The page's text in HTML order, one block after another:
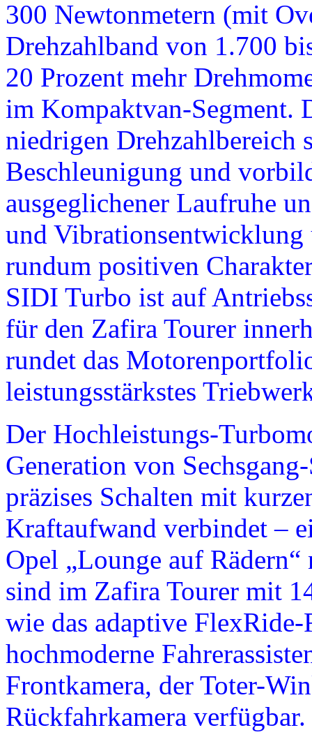
300 Newtonmetern (mit
Drehzahlband von 1.700
20 Prozent mehr
im Kompaktvan-Segment.
niedrigen Drehzahlbereich
Beschleunigung und
ausgeglichener Laufruhe
und Vibrationsentwicklung
rundum positiven
SIDI Turbo ist auf
für den Zafira Tourer
rundet das
leistungsstärkstes
Der Hochleistungs-
Generation von
präzises Schalten mit
Kraftaufwand verbindet –
Opel „Lounge auf
sind im Zafira Tourer mit
wie das adaptive
hochmoderne
Frontkamera, der Toter-
Rückfahrkamera